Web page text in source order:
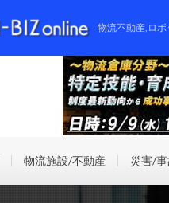
物流不動産,ロ
物流施設/不動産 災害/